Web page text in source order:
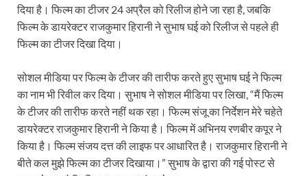
दिया है। फिल्म का टीजर 24 अप्रैल को रिलीज होने जा रहा है, जबकि
फिल्म के डायरेक्टर राजकुमार हिरानी ने सुभाष घई को रिलीज से पहले ही
फिल्म का टीजर दिखा दिया।
सोशल मीडिया पर फिल्म के टीजर की तारीफ करते हुए सुभाष घई ने फिल्म
का नाम भी रिवील कर दिया। सुभाष ने सोशल मीडिया पर लिखा, “मैं फिल्म
के टीजर की तारीफ करते नहीं थक रहा। फिल्म संजू का निर्देशन मेरे चहेते
डायरेक्टर राजकुमार हिरानी ने किया है। फिल्म में अभिनय रणबीर कपूर ने
किया है। फिल्म संजय दत्त की लाइफ पर आधारित है। राजकुमार हिरानी ने
बीते कल मुझे फिल्म का टीजर दिखाया।” सुभाष के द्वारा की गई पोस्ट से